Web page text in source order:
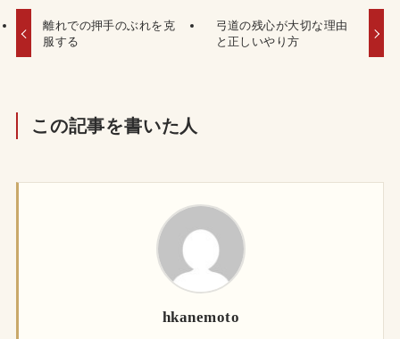
離れでの押手のぶれを克
服する
弓道の残心が大切な理由
と正しいやり方
この記事を書いた人
hkanemoto